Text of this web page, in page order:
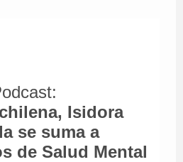
Isidora
se suma a
de Salud Mental